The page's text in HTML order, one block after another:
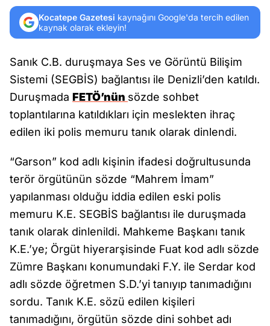
Kocatepe Gazetesi kaynağını Google'da tercih edilen
kaynak olarak ekleyin!
Sanık C.B. duruşmaya Ses ve Görüntü Bilişim
Sistemi (SEGBİS) bağlantısı ile Denizli’den katıldı.
Duruşmada FETÖ’nün sözde sohbet
toplantılarına katıldıkları için meslekten ihraç
edilen iki polis memuru tanık olarak dinlendi.
“Garson” kod adlı kişinin ifadesi doğrultusunda
terör örgütünün sözde “Mahrem İmam”
yapılanması olduğu iddia edilen eski polis
memuru K.E. SEGBİS bağlantısı ile duruşmada
tanık olarak dinlenildi. Mahkeme Başkanı tanık
K.E.’ye; Örgüt hiyerarşisinde Fuat kod adlı sözde
Zümre Başkanı konumundaki F.Y. ile Serdar kod
adlı sözde öğretmen S.D.’yi tanıyıp tanımadığını
sordu. Tanık K.E. sözü edilen kişileri
tanımadığını, örgütün sözde dini sohbet adı